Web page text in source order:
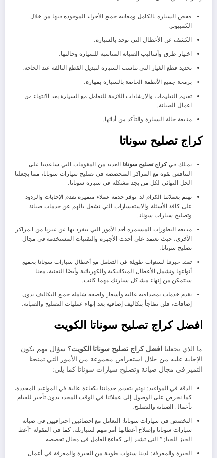
فحص السيارة بالكامل ومعاينة جميع الأجزاء الموجودة فيها من خلال
الكمبيوتر.
الكشف عن الأعطال التي توجد بالسيارة.
اختيار طرق وأساليب الصيانة المناسبة للسيارة وحالتها.
تحديد قطع الغيار التي تناسب السيارة لتبديل القطع التالفة عند الحاجة.
برمجة جميع الأنظمة الخاصة بالسيارة بمهارة.
تقديم التعليمات والإرشادات اللازمة للتعامل مع السيارة بعد الانتهاء من
اعمال الصيانة.
متابعة حالة السيارة والتأكد من أدائها.
كراج تصليح سوناتا
نمتلك فيكراج تصليح سوناتا العديد من المقومات التي ساعدتنا على
التنافس بقوة مع المراكز المتخصصة في تصليح سيارات سوناتا، مما يجعلنا
الحل النهائي لكل من يجد مشكلة في سيارة سوناتا.
نهتم بعملائنا الكرام لذا نوفر خدمة عملاء متميزة تقدم الإجابات والردود
على كافة الأسئلة والاستفسارات التي تشغل بالهم عن خدمات صيانة
وتصليح سيارات سوناتا.
متابعة التطورات المستمرة أحد الأمور التي ننفرد بها عن غيرنا من المراكز
الأخرى، حيث نعتمد على أحدث الأجهزة والتقنيات المستخدمة في مجال
تصليح سوناتا.
تمتد خبرتنا لسنوات طويلة في التعامل مع أعطال سيارات سوناتا بجميع
أنواعها وتشمل الأعطال الميكانيكية والكهربائية وأيضًا التقنية، معنا
ستتمكن من إنهاء مشاكل سيارتك مهما كانت.
نقدم خدمات بمصداقية عالية وأسعار واضحة شاملة جميع التكاليف بدون
إضافات، فلن تتفاجأ بتكاليف إضافية بعد إنهاء عمليات التصليح والصيانة.
افضل كراج تصليح سوناتا الكويت
ما الذي يجعلنا افضل كراج تصليح سوناتا الكويت؟ سؤال مهم تكون
الإجابة عليه من خلال استعراض مجموعة من الأمور التي تمنحنا
التميز في مجال صيانة وتصليح سيارات سوناتا كما يلي:
الدقة في المواعيد: نهتم بتقديم خدماتنا بكفاءة عالية في المواعيد المحددة،
كما نحرص على الوصول إلى عملائنا في الوقت المحدد بدون تأخير للقيام
بأعمال الصيانة والتصليح.
التخصص في سيارات سوناتا: التعامل مع اخصائيين احترافيين في صيانة
سيارات سوناتا وإصلاح أعطالها أمر مهم لسيارتك، كما في المقولة “أعط
الخبز للخباز” التي تشير إلى كفاءة العامل في مجال تخصصه.
الخبرة والمعرفة: لدينا سنوات طويلة من الخبرة والمعرفة في أعمال